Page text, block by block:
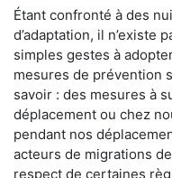
Étant confronté à des
d’adaptation, il n’existe
simples gestes à
mesures de prévention
savoir : des mesures à
déplacement ou chez
pendant nos
acteurs de migrations
respect de certaines